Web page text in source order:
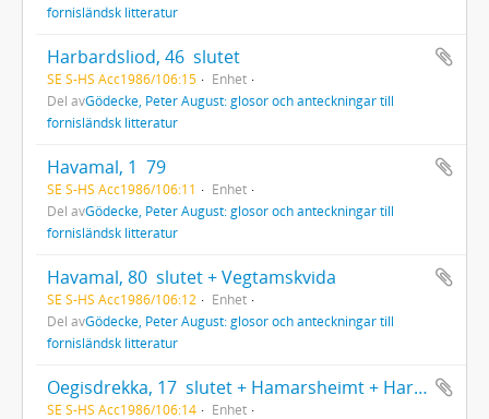
fornisländsk litteratur
Harbardsliod, 46  slutet
SE S-HS Acc1986/106:15
Enhet
Del avGödecke, Peter August: glosor och anteckningar till
fornisländsk litteratur
Havamal, 1  79
SE S-HS Acc1986/106:11
Enhet
Del avGödecke, Peter August: glosor och anteckningar till
fornisländsk litteratur
Havamal, 80  slutet + Vegtamskvida
SE S-HS Acc1986/106:12
Enhet
Del avGödecke, Peter August: glosor och anteckningar till
fornisländsk litteratur
Oegisdrekka, 17  slutet + Hamarsheimt + Harbardsliod, 1  45
SE S-HS Acc1986/106:14
Enhet